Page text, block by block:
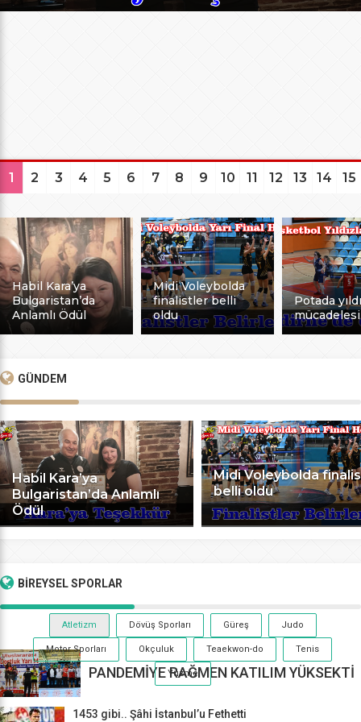
1 2 3 4 5 6 7 8 9 10 11 12 13 14 15
Habil Kara’ya
Bulgaristan’da
Anlamlı Ödül
Midi Voleybolda
finalistler belli
oldu
Potada
mücadelesi
GÜNDEM
Habil Kara’ya
Bulgaristan’da Anlamlı
Ödül
Midi Voleybolda
belli oldu
BİREYSELSPORLAR
Atletizm Dövüş Sporları Güreş Judo
Motor Sporları Okçuluk Teaekwon-do Tenis
Yüzme
PANDEMİYE RAĞMEN KATILIM YÜKSEKTİ
1453 gibi.. Şâhi İstanbul’u Fethetti